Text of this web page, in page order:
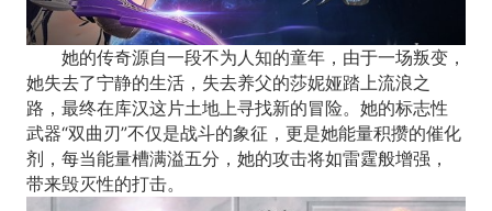
她的传奇源自一段不为人知的童年，由于一场叛变，
她失去了宁静的生活，失去养父的莎妮娅踏上流浪之
路，最终在库汉这片土地上寻找新的冒险。她的标志性
武器“双曲刃”不仅是战斗的象征，更是她能量积攒的催化
剂，每当能量槽满溢五分，她的攻击将如雷霆般增强，
带来毁灭性的打击。